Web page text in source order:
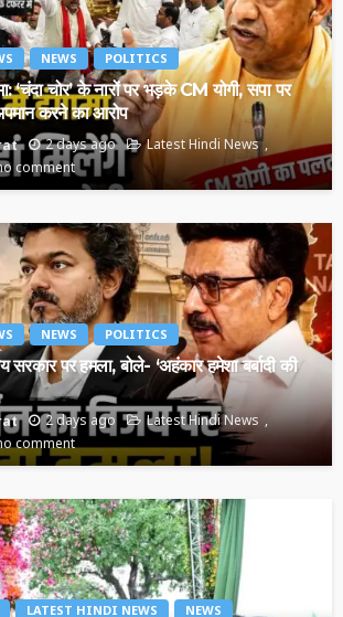
NEWS POLITICS
‘चंदा चोर’ के नारों पर भड़के CM योगी, सपा पर
करने का आरोप
2 days ago
Latest Hindi News
comment
NEWS POLITICS
पर हमला, बोले- ‘अहंकार हमेशा बर्बादी की
2 days ago
Latest Hindi News
comment
LATEST HINDI NEWS NEWS